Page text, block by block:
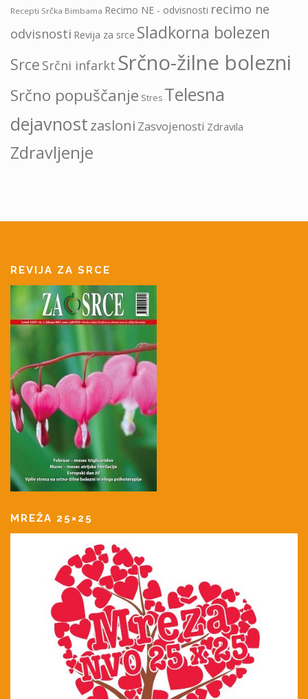
Recepti Srčka Bimbama Recimo NE - odvisnosti recimo ne
odvisnosti Revija za srce Sladkorna bolezen
Srce Srčni infarkt Srčno-žilne bolezni
Srčno popuščanje Stres Telesna
dejavnostzasloni Zasvojenosti Zdravila
Zdravljenje
REVIJA ZA SRCE
MREŽA 25×25